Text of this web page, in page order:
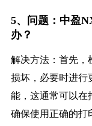
5、问题：中盈
办？
解决方法：首先，
损坏，必要时进行
能，这通常可以在
确保使用正确的打